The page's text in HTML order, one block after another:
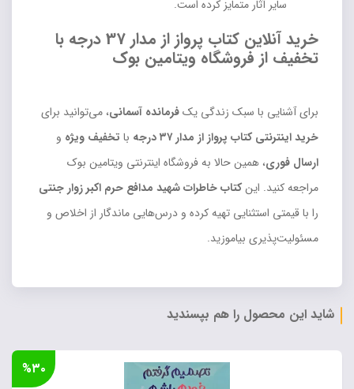
سایر آثار متمایز کرده است.
خرید آنلاین کتاب پرواز از مدار 37 درجه با
تخفیف از فروشگاه ویتامین بوک
برای آشنایی با سبک زندگی یکفرمانده آسمانی، می‌توانید برای
خرید اینترنتی کتاب پرواز از مدار ۳۷ درجه
با تخفیف ویژه و
ارسال فوری، همین حالا به فروشگاه اینترنتی ویتامین بوک
مراجعه کنید. اینکتاب خاطرات شهید مدافع حرم اکبر زوار جنتی
را با قیمتی استثنایی تهیه کرده و درس‌هایی ماندگار از اخلاص و
مسئولیت‌پذیری بیاموزید.
شاید این محصول را هم بپسندید
%۳۰